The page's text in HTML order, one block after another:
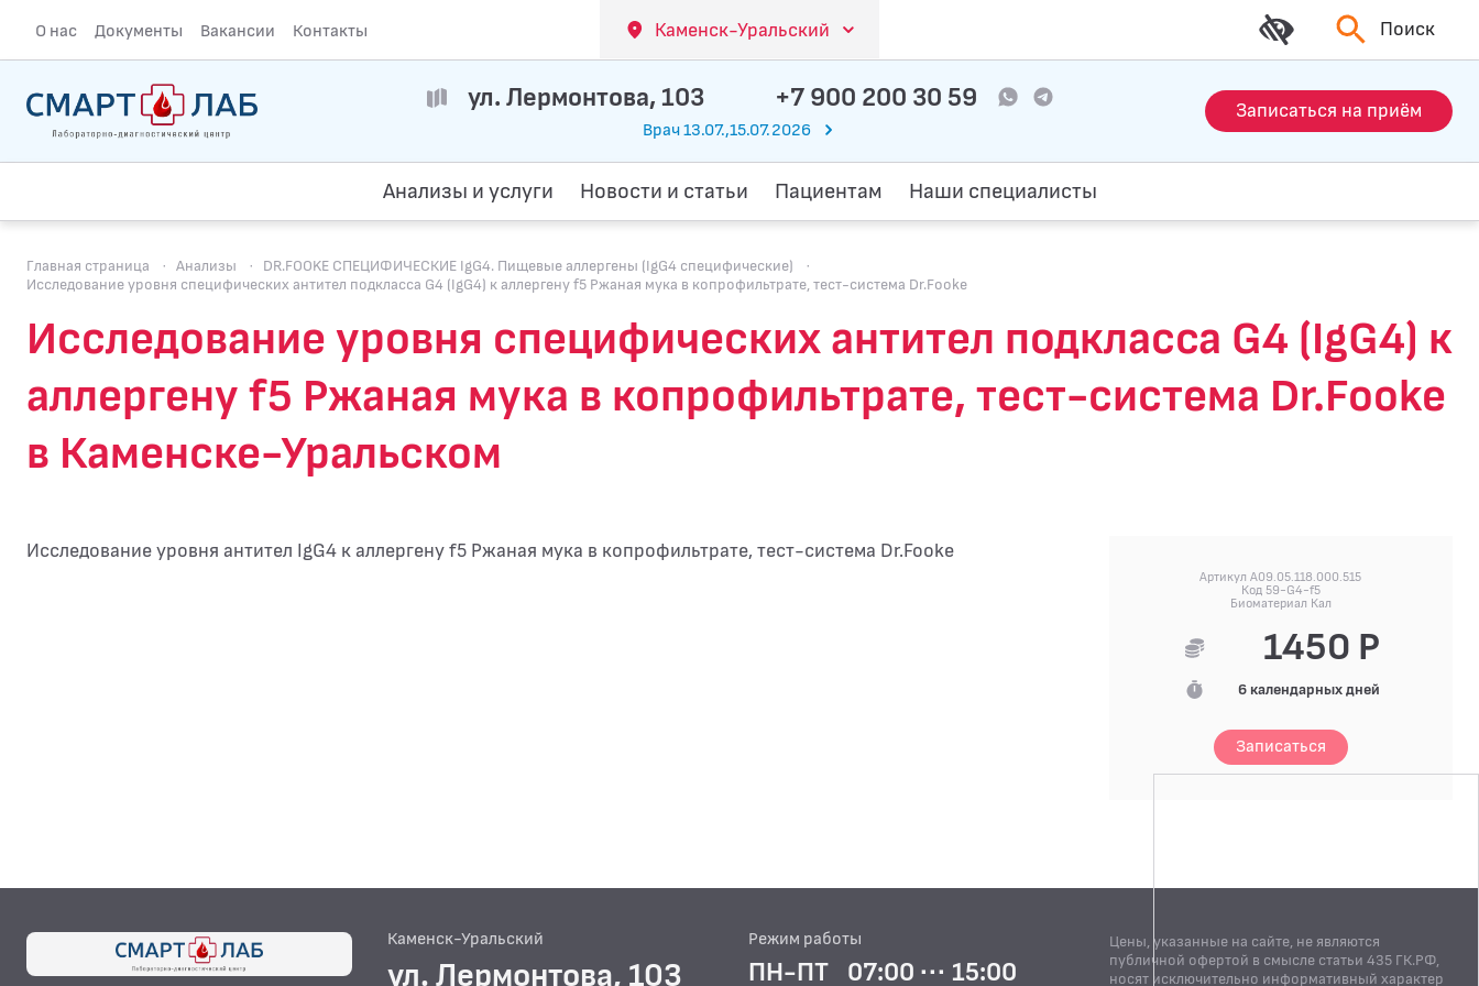
О нас Документы Вакансии Контакты Каменск-Уральский Поиск
ул. Лермонтова, 103 +7 900 200 30 59
Врач 13.07.,15.07.2026
Записаться на приём
Анализы и услуги Новости и статьи Пациентам Наши специалисты
Главная страница · Анализы · DR.FOOKE СПЕЦИФИЧЕСКИЕ IgG4. Пищевые аллергены (IgG4 специфические)
·
Исследование уровня специфических антител подкласса G4 (IgG4) к аллергену f5 Ржаная мука в копрофильтрате, тест-система Dr.Fooke
Исследование уровня специфических антител подкласса G4 (IgG4) к
аллергену f5 Ржаная мука в копрофильтрате, тест-система Dr.Fooke
в Каменске-Уральском
Исследование уровня антител IgG4 к аллергену f5 Ржаная мука в копрофильтрате, тест-система Dr.Fooke
Артикул A09.05.118.000.515
Код 59-G4-f5
Биоматериал Кал
1450 Р
6 календарных дней
Записаться
Каменск-Уральский
ул. Лермонтова, 103
Режим работы
ПН-ПТ 07:00 ··· 15:00
Цены, указанные на сайте, не являются
публичной офертой в смысле статьи 435 ГК.РФ,
носят исключительно информативный характер